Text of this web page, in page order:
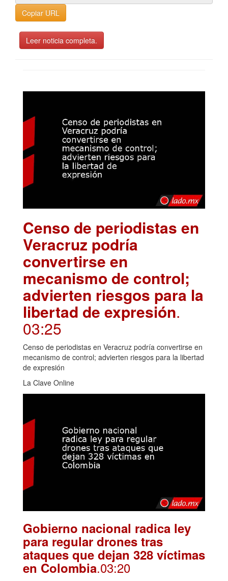
Copiar URL
Leer noticia completa.
Censo de periodistas en
Veracruz podría
convertirse en
mecanismo de control;
advierten riesgos para la
libertad de expresión.
03:25
Censo de periodistas en Veracruz podría convertirse en
mecanismo de control; advierten riesgos para la libertad
de expresión
La Clave Online
Gobierno nacional radica ley
para regular drones tras
ataques que dejan 328 víctimas
en Colombia.03:20